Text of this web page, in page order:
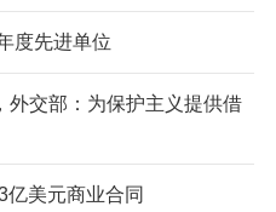
度先进单位
外交部：为保护主义提供借
美元商业合同